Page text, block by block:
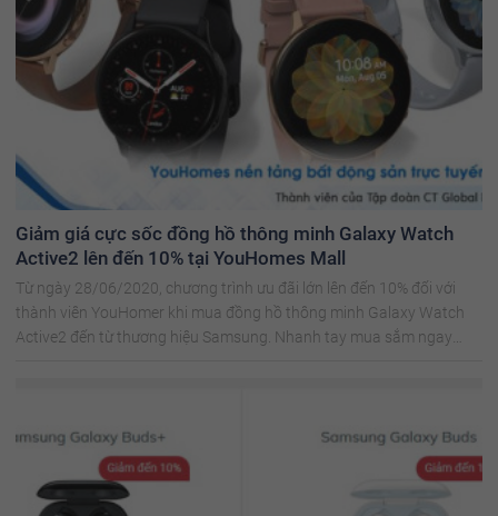
Giảm giá cực sốc đồng hồ thông minh Galaxy Watch
Active2 lên đến 10% tại YouHomes Mall
Từ ngày 28/06/2020, chương trình ưu đãi lớn lên đến 10% đối với
thành viên YouHomer khi mua đồng hồ thông minh Galaxy Watch
Active2 đến từ thương hiệu Samsung. Nhanh tay mua sắm ngay